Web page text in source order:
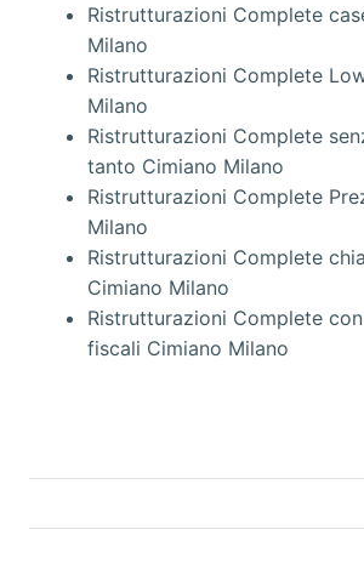
Ristrutturazioni Complete
Milano
Ristrutturazioni Complete
Milano
Ristrutturazioni Complete
tanto Cimiano Milano
Ristrutturazioni Complete
Milano
Ristrutturazioni Complete
Cimiano Milano
Ristrutturazioni Complete
fiscali Cimiano Milano